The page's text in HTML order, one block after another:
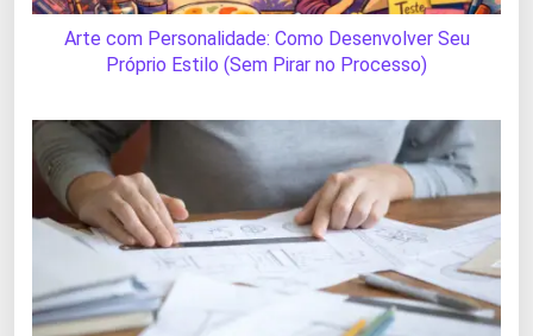
Arte com Personalidade: Como Desenvolver Seu
Próprio Estilo (Sem Pirar no Processo)